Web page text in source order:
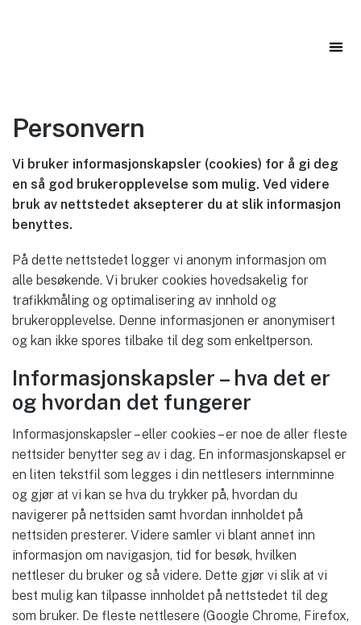
Personvern
Vi bruker informasjonskapsler (cookies) for å gi deg
en så god brukeropplevelse som mulig. Ved videre
bruk av nettstedet aksepterer du at slik informasjon
benyttes.
På dette nettstedet logger vi anonym informasjon om
alle besøkende. Vi bruker cookies hovedsakelig for
trafikkmåling og optimalisering av innhold og
brukeropplevelse. Denne informasjonen er anonymisert
og kan ikke spores tilbake til deg som enkeltperson.
Informasjonskapsler – hva det er
og hvordan det fungerer
Informasjonskapsler – eller cookies – er noe de aller fleste
nettsider benytter seg av i dag. En informasjonskapsel er
en liten tekstfil som legges i din nettlesers internminne
og gjør at vi kan se hva du trykker på, hvordan du
navigerer på nettsiden samt hvordan innholdet på
nettsiden presterer. Videre samler vi blant annet inn
informasjon om navigasjon, tid for besøk, hvilken
nettleser du bruker og så videre. Dette gjør vi slik at vi
best mulig kan tilpasse innholdet på nettstedet til deg
som bruker. De fleste nettlesere (Google Chrome, Firefox,